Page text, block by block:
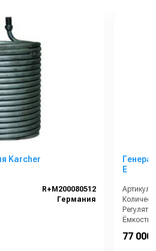
Karcher
R+M200080512
Германия
E
Артикул:
Ёмкость
Тип
77 000